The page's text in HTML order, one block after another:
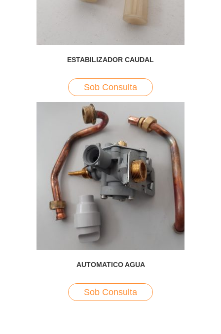
ESTABILIZADOR CAUDAL
Sob Consulta
AUTOMATICO AGUA
Sob Consulta